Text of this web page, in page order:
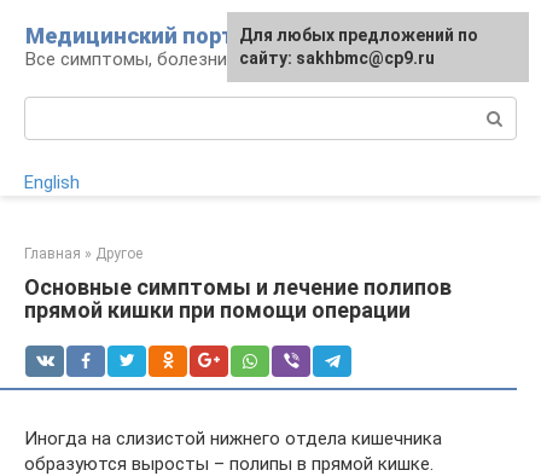
контенту
Медицинский портал
Все симптомы, болезни и их лечение
English
Главная » Другое
Основные симптомы и лечение полипов
прямой кишки при помощи операции
Иногда на слизистой нижнего отдела кишечника
образуются выросты – полипы в прямой кишке.
Для любых предложений по
сайту: sakhbmc@cp9.ru